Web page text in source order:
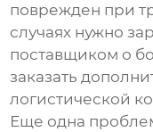
поврежден при
случаях нужно
поставщиком о
заказать
логистической
Еще одна